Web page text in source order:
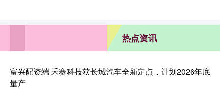
热点资讯
富兴配资端 禾赛科技获长城汽车全新定点，计划2026年底
量产